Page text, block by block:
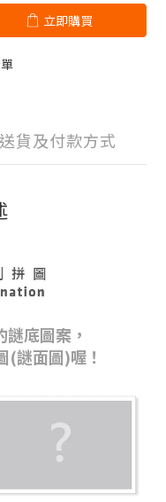
立即購買
送貨及付款方式
底圖案，
(謎面圖)喔！